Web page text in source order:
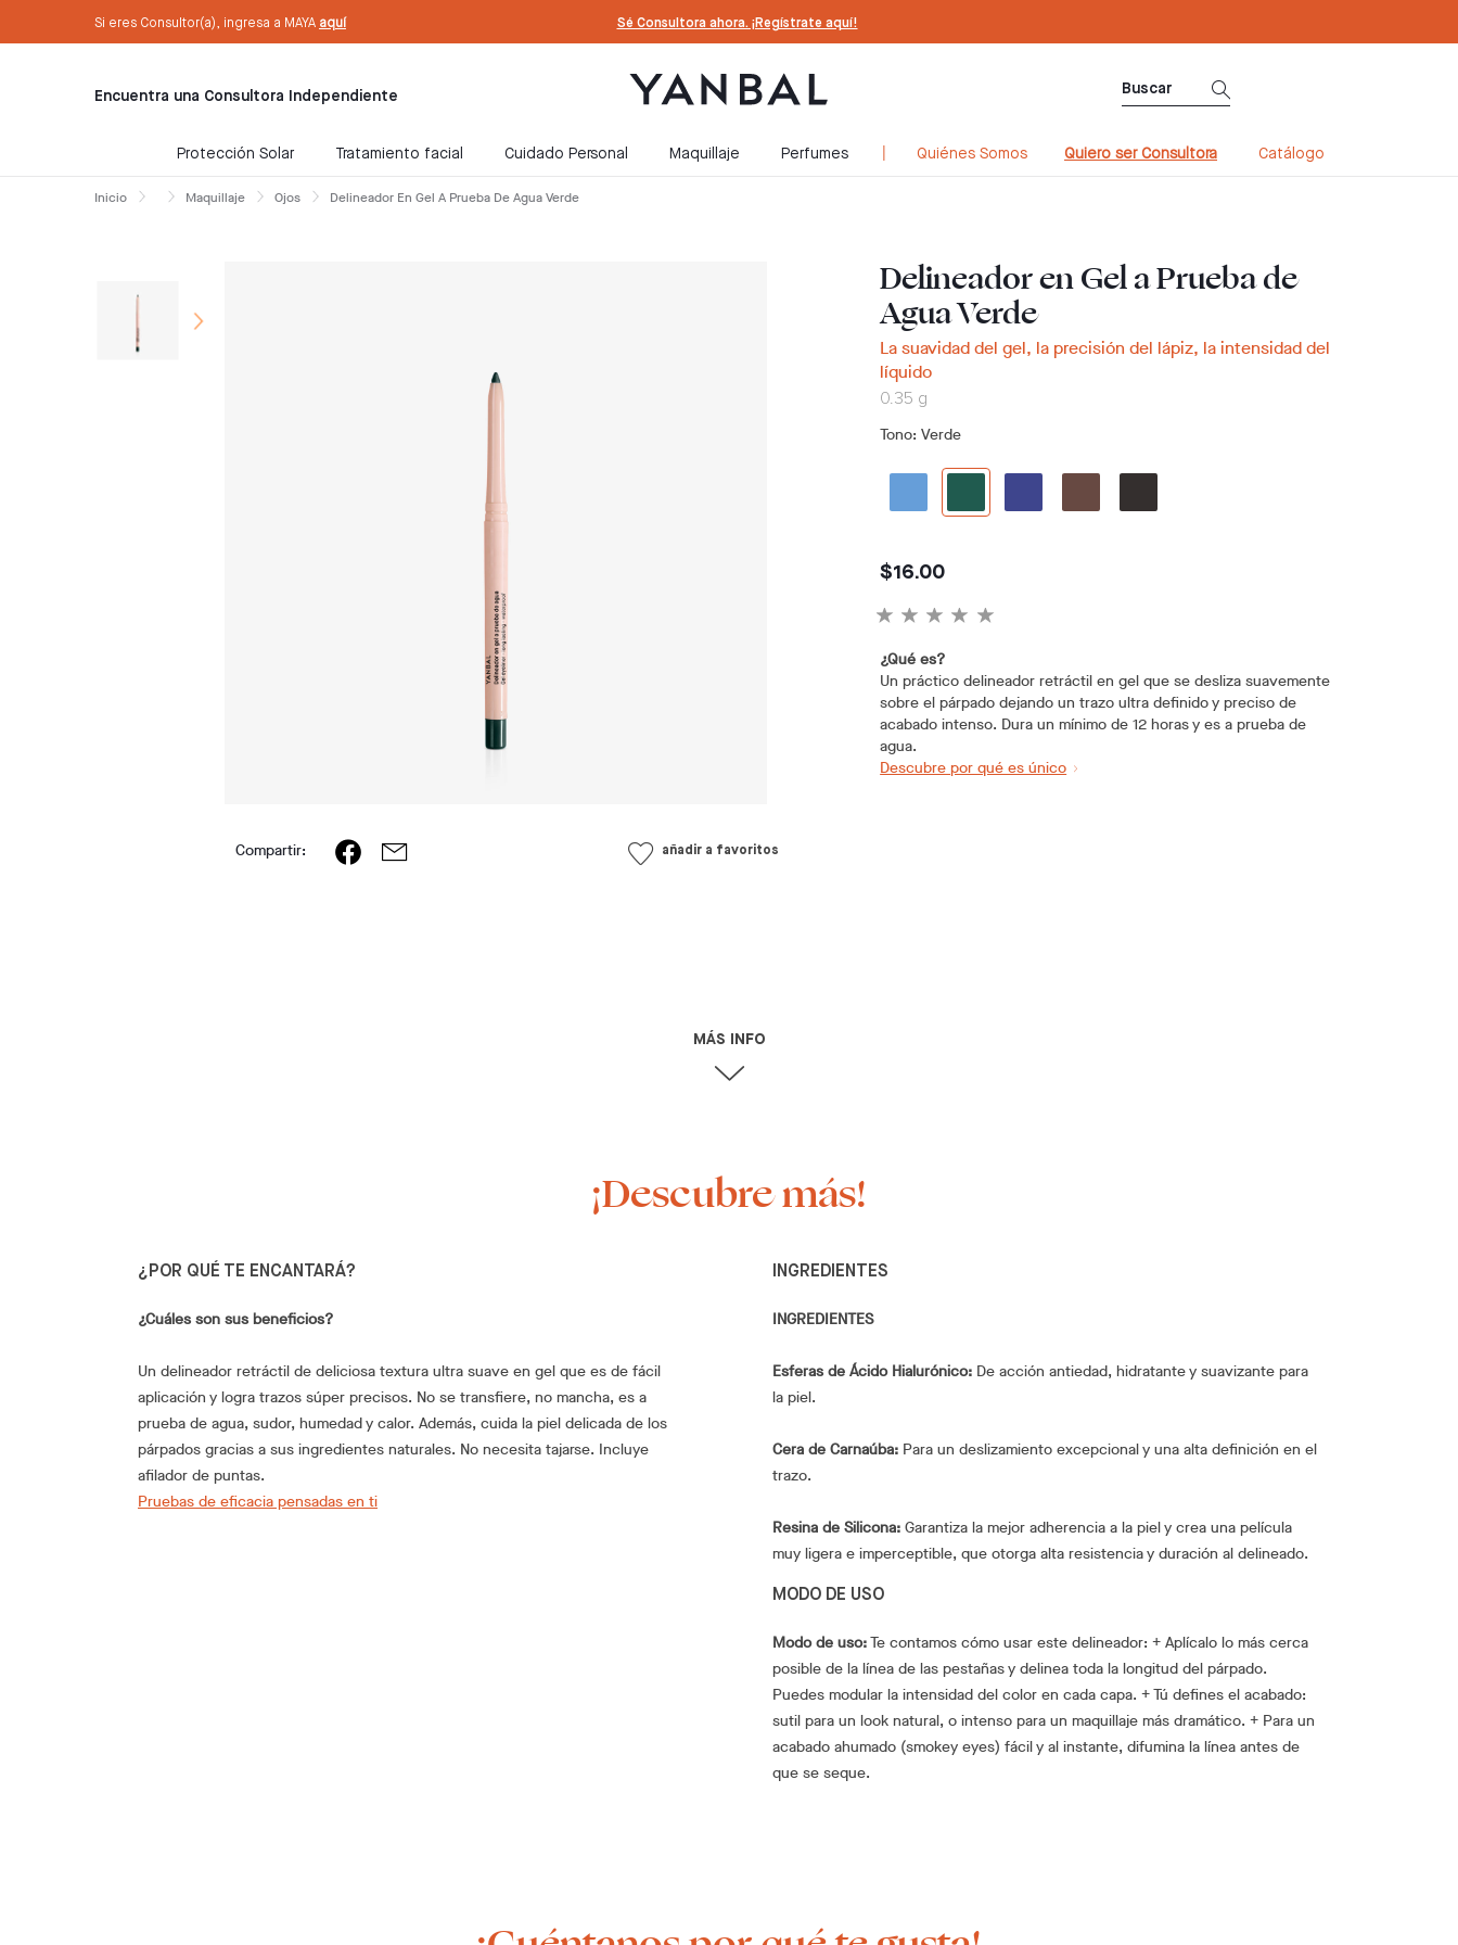
Si eres Consultor(a), ingresa a MAYA aquí
Sé Consultora ahora. ¡Regístrate aquí! Sé Consultora ahora. ¡Regístrate aquí!
Encuentra una Consultora Independiente
Protección Solar Tratamiento facial Cuidado Personal Maquillaje Perfumes Quiénes Somos Quiero ser Consultora Catálogo
Inicio Maquillaje Ojos Delineador En Gel A Prueba De Agua Verde
Compartir: añadir a favoritos
Delineador en Gel a Prueba de
Agua Verde
La suavidad del gel, la precisión del lápiz, la intensidad del
líquido
0.35 g
Tono: Verde
$16.00
¿Qué es?
Un práctico delineador retráctil en gel que se desliza suavemente
sobre el párpado dejando un trazo ultra definido y preciso de
acabado intenso. Dura un mínimo de 12 horas y es a prueba de
agua.
Descubre por qué es único
¡Descubre más!
¿POR QUÉ TE ENCANTARÁ?
¿Cuáles son sus beneficios?
Un delineador retráctil de deliciosa textura ultra suave en gel que es de fácil
aplicación y logra trazos súper precisos. No se transfiere, no mancha, es a
prueba de agua, sudor, humedad y calor. Además, cuida la piel delicada de los
párpados gracias a sus ingredientes naturales. No necesita tajarse. Incluye
afilador de puntas.
Pruebas de eficacia pensadas en ti
INGREDIENTES
INGREDIENTES
Esferas de Ácido Hialurónico: De acción antiedad, hidratante y suavizante para
la piel.
Cera de Carnaúba: Para un deslizamiento excepcional y una alta definición en el
trazo.
Resina de Silicona: Garantiza la mejor adherencia a la piel y crea una película
muy ligera e imperceptible, que otorga alta resistencia y duración al delineado.
MODO DE USO
Modo de uso:Te contamos cómo usar este delineador: + Aplícalo lo más cerca
posible de la línea de las pestañas y delinea toda la longitud del párpado.
Puedes modular la intensidad del color en cada capa. + Tú defines el acabado:
sutil para un look natural, o intenso para un maquillaje más dramático. + Para un
acabado ahumado (smokey eyes) fácil y al instante, difumina la línea antes de
que se seque.